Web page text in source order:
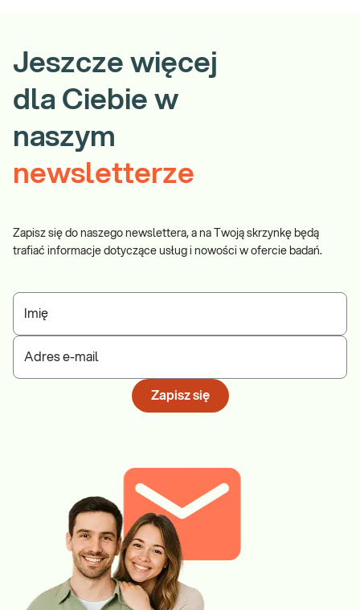
Jeszcze więcej
dla Ciebie w
naszym
newsletterze
Zapisz się do naszego newslettera, a na Twoją skrzynkę będą
trafiać informacje dotyczące usług i nowości w ofercie badań.
Imię
Adres e-mail
Zapisz się